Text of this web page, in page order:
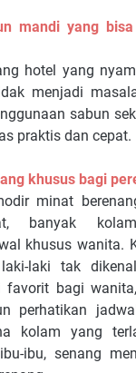
mandi yang
hotel yang
menjadi
sabun
praktis dan cepat.
khusus bagi
minat
banyak
khusus wanita.
laki tak
favorit bagi
perhatikan
kolam yang
ibu, senang